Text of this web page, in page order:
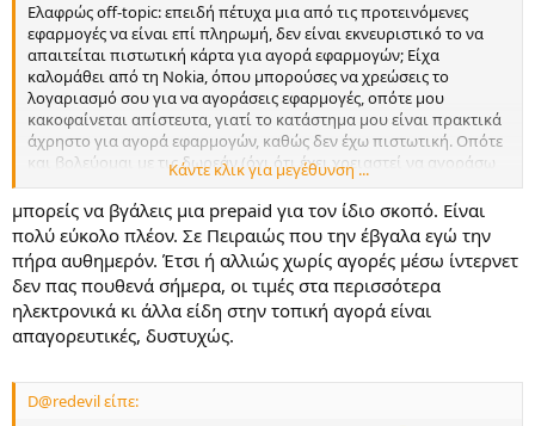
Ελαφρώς off-topic: επειδή πέτυχα μια από τις προτεινόμενες
εφαρμογές να είναι επί πληρωμή, δεν είναι εκνευριστικό το να
απαιτείται πιστωτική κάρτα για αγορά εφαρμογών; Είχα
καλομάθει από τη Nokia, όπου μπορούσες να χρεώσεις το
λογαριασμό σου για να αγοράσεις εφαρμογές, οπότε μου
κακοφαίνεται απίστευτα, γιατί το κατάστημα μου είναι πρακτικά
άχρηστο για αγορά εφαρμογών, καθώς δεν έχω πιστωτική. Οπότε
και βολεύομαι με τις δωρεάν (όχι ότι έχει χρειαστεί να αγοράσω
εφαρμογή, αλλά και πάλι...)
Κάντε κλικ για μεγέθυνση ...
μπορείς να βγάλεις μια prepaid για τον ίδιο σκοπό. Είναι
πολύ εύκολο πλέον. Σε Πειραιώς που την έβγαλα εγώ την
πήρα αυθημερόν. Έτσι ή αλλιώς χωρίς αγορές μέσω ίντερνετ
δεν πας πουθενά σήμερα, οι τιμές στα περισσότερα
ηλεκτρονικά κι άλλα είδη στην τοπική αγορά είναι
απαγορευτικές, δυστυχώς.
D@redevil είπε: